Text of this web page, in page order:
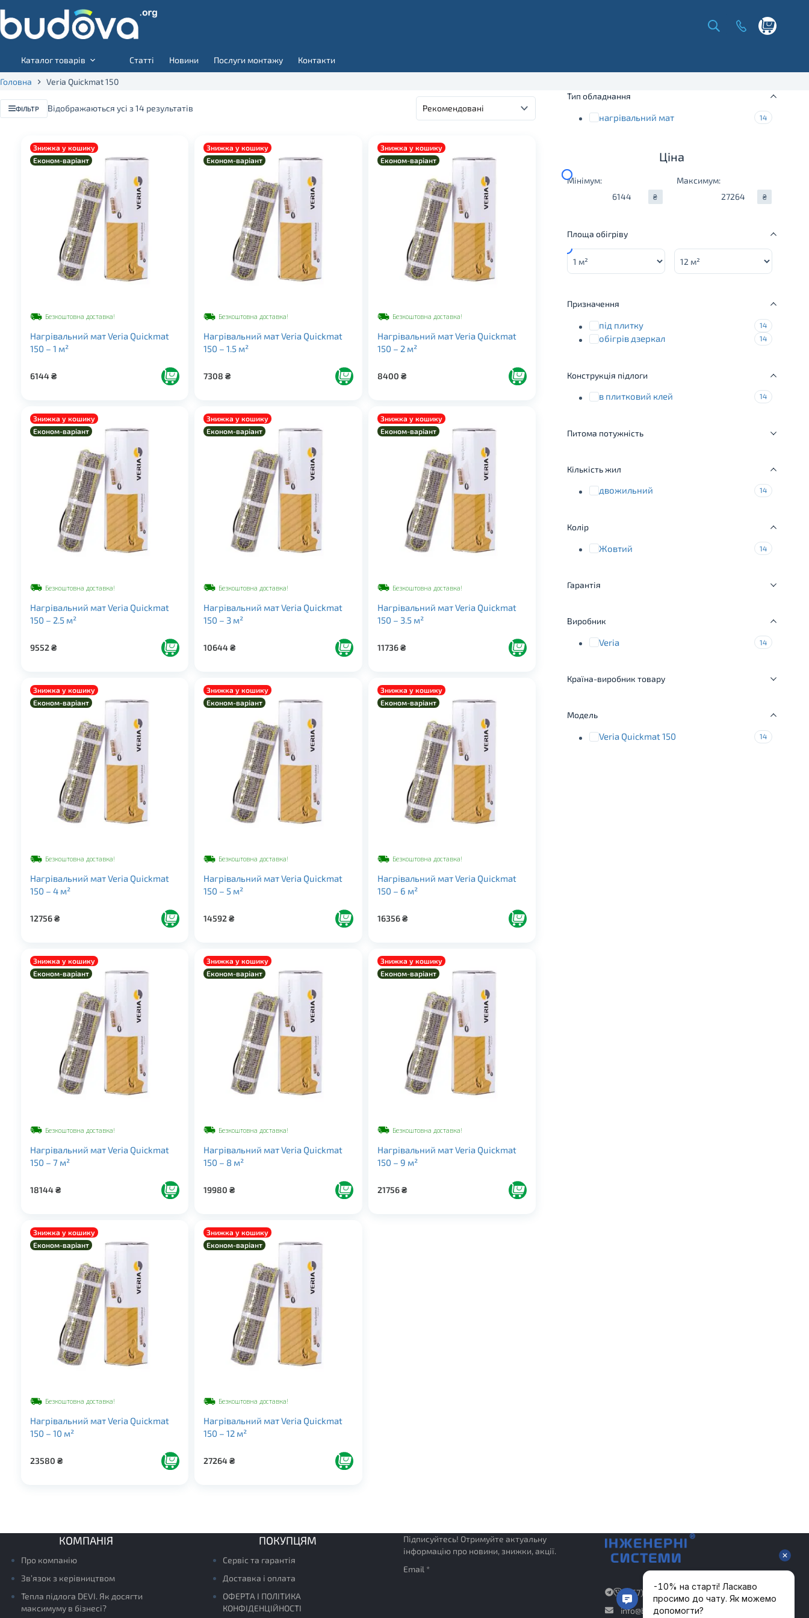
to
content
Shopping
Каталог товарів
Статті Новини Послуги монтажу Контакти
Головна Veria Quickmat 150
ФІЛЬТР Відображаються усі з 14 результатів
Знижка у кошику
Економ-варіант
Безкоштовна доставка!
Нагрівальний мат Veria Quickmat
150 – 1 м²
6144₴
Знижка у кошику
Економ-варіант
Безкоштовна доставка!
Нагрівальний мат Veria Quickmat
150 – 1.5 м²
7308₴
Знижка у кошику
Економ-варіант
Безкоштовна доставка!
Нагрівальний мат Veria Quickmat
150 – 2 м²
8400 ₴
Знижка у кошику
Економ-варіант
Безкоштовна доставка!
Нагрівальний мат Veria Quickmat
150 – 2.5 м²
9552₴
Знижка у кошику
Економ-варіант
Безкоштовна доставка!
Нагрівальний мат Veria Quickmat
150 – 3 м²
10644₴
Знижка у кошику
Економ-варіант
Безкоштовна доставка!
Нагрівальний мат Veria Quickmat
150 – 3.5 м²
11736₴
Знижка у кошику
Економ-варіант
Безкоштовна доставка!
Нагрівальний мат Veria Quickmat
150 – 4 м²
12756₴
Знижка у кошику
Економ-варіант
Безкоштовна доставка!
Нагрівальний мат Veria Quickmat
150 – 5 м²
14592₴
Знижка у кошику
Економ-варіант
Безкоштовна доставка!
Нагрівальний мат Veria Quickmat
150 – 6 м²
16356₴
Знижка у кошику
Економ-варіант
Безкоштовна доставка!
Нагрівальний мат Veria Quickmat
150 – 7 м²
18144₴
Знижка у кошику
Економ-варіант
Безкоштовна доставка!
Нагрівальний мат Veria Quickmat
150 – 8 м²
19980₴
Знижка у кошику
Економ-варіант
Безкоштовна доставка!
Нагрівальний мат Veria Quickmat
150 – 9 м²
21756₴
Знижка у кошику
Економ-варіант
Безкоштовна доставка!
Нагрівальний мат Veria Quickmat
150 – 10 м²
23580 ₴
Знижка у кошику
Економ-варіант
Безкоштовна доставка!
Нагрівальний мат Veria Quickmat
150 – 12 м²
27264₴
Тип обладнання
нагрівальний мат 14
Ціна
Мінімум:
₴
Максимум:
₴
Площа обігріву
Minimum: Maximum:
Призначення
під плитку 14
обігрів дзеркал 14
Конструкція підлоги
в плитковий клей 14
Питома потужність
Кількість жил
двожильний 14
Колір
Жовтий 14
Гарантія
Виробник
Veria 14
Країна-виробник товару
Модель
Veria Quickmat 150 14
КОМПАНІЯ
Про компанію
Зв’язок з керівництвом
Тепла підлога DEVI. Як досягти
максимуму в бізнесі?
ПОКУПЦЯМ
Сервіс та гарантія
Доставка і оплата
ОФЕРТА І ПОЛІТИКА
КОНФІДЕНЦІЙНОСТІ
Підписуйтесь! Отримуйте актуальну
інформацію про новини, знижки, акції.
Email *
(067) 402-72-07
info@budova.org